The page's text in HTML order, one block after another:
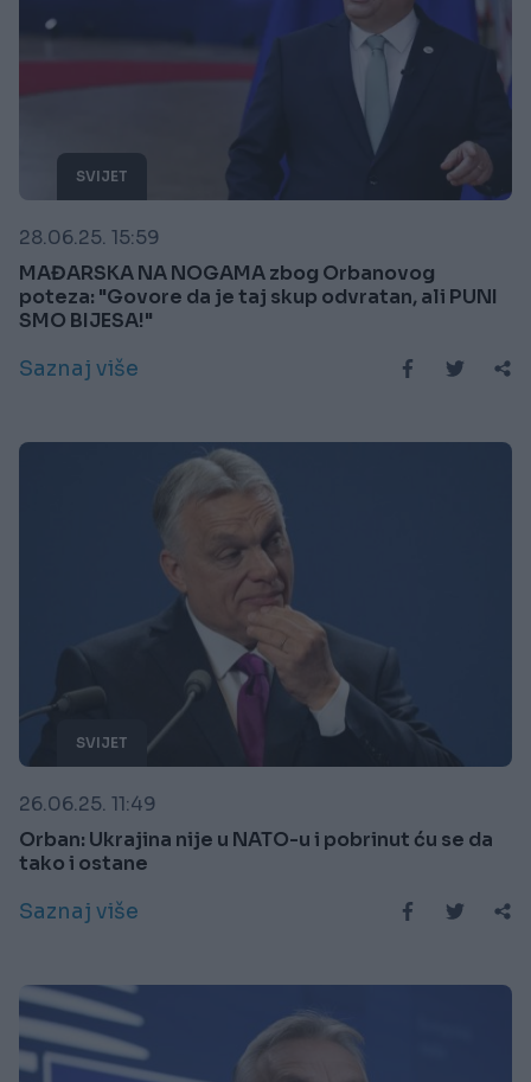
SVIJET
28.06.25. 15:59
MAĐARSKA NA NOGAMA zbog Orbanovog
poteza: "Govore da je taj skup odvratan, ali PUNI
SMO BIJESA!"
Saznaj više
SVIJET
26.06.25. 11:49
Orban: Ukrajina nije u NATO-u i pobrinut ću se da
tako i ostane
Saznaj više